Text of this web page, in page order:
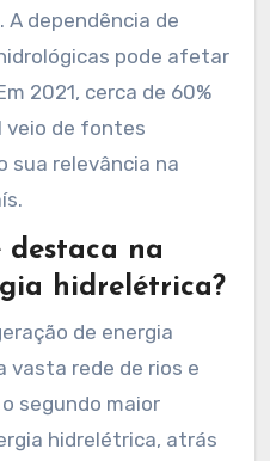
dependência de
pode afetar
2021, cerca de 60%
veio de fontes
sua relevância na
destaca na
hidrelétrica?
de energia
vasta rede de rios e
o segundo maior
hidrelétrica, atrás